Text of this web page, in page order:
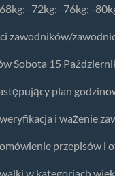
-72kg; -76kg; -
zawodników/
Sobota 15
plan
i ważenie
przepisów i
w kategoriach